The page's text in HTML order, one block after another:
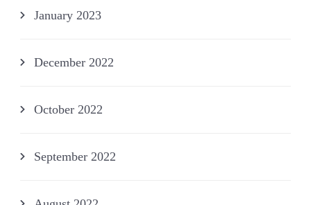
January 2023
December 2022
October 2022
September 2022